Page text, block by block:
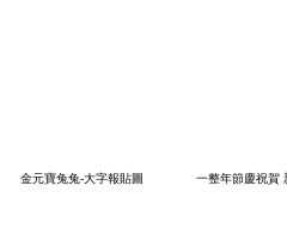
金元寶兔兔-大字報貼圖 一整年節慶祝賀